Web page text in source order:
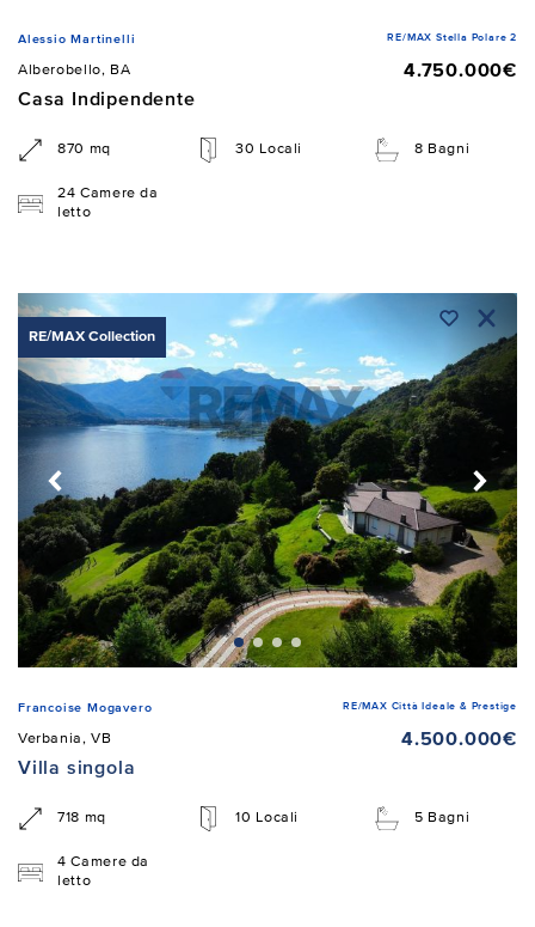
Alessio Martinelli RE/MAX Stella Polare 2
Alberobello, BA
4.750.000€
Casa Indipendente
870 mq 30 Locali 8 Bagni
24 Camere da
letto
RE/MAX Collection
Francoise Mogavero RE/MAX Città Ideale & Prestige
Verbania, VB
4.500.000€
Villa singola
718 mq 10 Locali 5 Bagni
4 Camere da
letto